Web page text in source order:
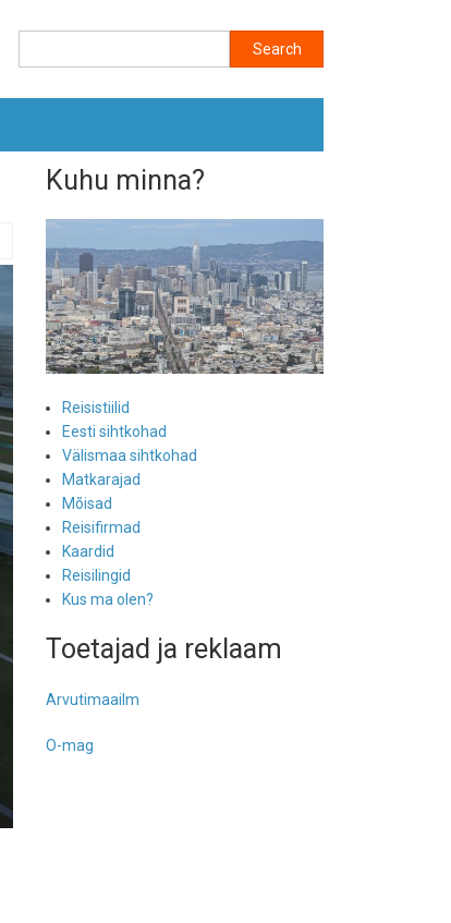
Kuhu minna?
Reisistiilid
Eesti sihtkohad
Välismaa sihtkohad
Matkarajad
Mõisad
Reisifirmad
Kaardid
Reisilingid
Kus ma olen?
Toetajad ja reklaam
Arvutimaailm
O-mag